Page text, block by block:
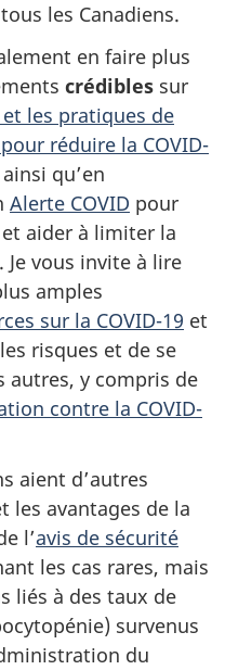
les Canadiens.
en faire plus
crédibles sur
et les pratiques de
réduire la COVID-
ainsi qu’en
Alerte COVID pour
aider à limiter la
vous invite à lire
amples
sur la COVID-19 et
risques et de se
autres, y compris de
contre la COVID-
aient d’autres
les avantages de la
l’avis de sécurité
les cas rares, mais
liés à des taux de
survenus
du